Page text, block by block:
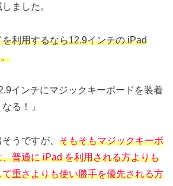
ました。
利用するなら12.9インチの iPad
インチにマジックキーボードを装着
る！」
うですが、 そもそもマジックキーボ
普通に iPad を利用される方よりも
重さよりも使い勝手を優先される方